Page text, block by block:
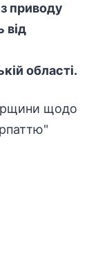
приводу
від
області.